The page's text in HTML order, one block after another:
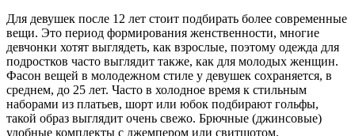
Для девушек после 12 лет стоит подбирать более современные
вещи. Это период формирования женственности, многие
девчонки хотят выглядеть, как взрослые, поэтому одежда для
подростков часто выглядит также, как для молодых женщин.
Фасон вещей в молодежном стиле у девушек сохраняется, в
среднем, до 25 лет. Часто в холодное время к стильным
наборами из платьев, шорт или юбок подбирают гольфы,
такой образ выглядит очень свежо. Брючные (джинсовые)
удобные комплекты с джемпером или свитшотом,